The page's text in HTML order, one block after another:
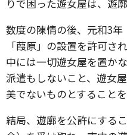
りで困った遊女屋は、遊
数度の陳情の後、元和3年
「葭原」の設置を許可さ
中には一切遊女屋を置か
派遣もしないこと、遊女
美でないものとすること
結局、遊廓を公許にする